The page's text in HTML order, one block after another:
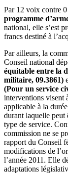
Par 12 voix contre
programme
national, elle s’est
francs destiné à
Par ailleurs, la
Conseil national
équitable entre la
militaire, 09.3861)
(Pour un service
interventions visent
applicable à la
durant laquelle peut
type de service.
commission ne se
rapport du Conseil
modifications de
l’année 2011. Elle
adaptations